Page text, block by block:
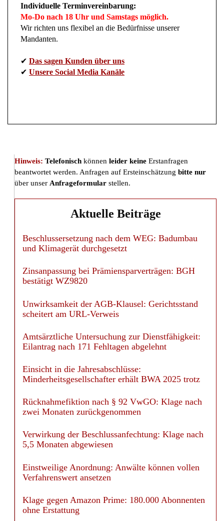
Individuelle Terminvereinbarung:
Mo-Do nach 18 Uhr und Samstags möglich.
Wir richten uns flexibel an die Bedürfnisse unserer
Mandanten.
✔ Das sagen Kunden über uns
✔ Unsere Social Media Kanäle
Hinweis:Telefonisch könnenleider keine Erstanfragen
beantwortet werden. Anfragen auf Ersteinschätzungbitte nur
über unser Anfrageformular stellen.
Aktuelle Beiträge
Beschlussersetzung nach dem WEG: Badumbau
und Klimagerät durchgesetzt
Zinsanpassung bei Prämiensparverträgen: BGH
bestätigt WZ9820
Unwirksamkeit der AGB-Klausel: Gerichtsstand
scheitert am URL-Verweis
Amtsärztliche Untersuchung zur Dienstfähigkeit:
Eilantrag nach 171 Fehltagen abgelehnt
Einsicht in die Jahresabschlüsse:
Minderheitsgesellschafter erhält BWA 2025 trotz
Rücknahmefiktion nach § 92 VwGO: Klage nach
zwei Monaten zurückgenommen
Verwirkung der Beschlussanfechtung: Klage nach
5,5 Monaten abgewiesen
Einstweilige Anordnung: Anwälte können vollen
Verfahrenswert ansetzen
Klage gegen Amazon Prime: 180.000 Abonnenten
ohne Erstattung